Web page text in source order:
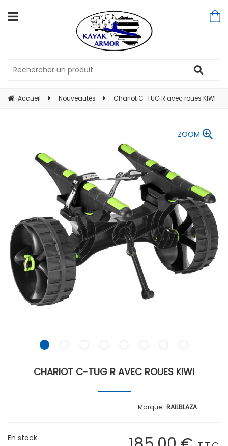
Accueil Nouveautés Chariot C-TUG R avec roues KIWI
ZOOM
CHARIOT C-TUG R AVEC ROUES KIWI
RAILBLAZA
En stock